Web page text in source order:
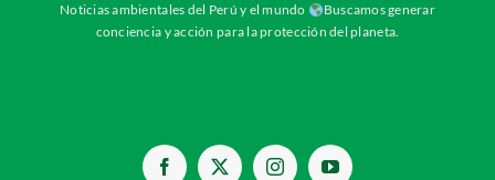
Noticias ambientales del Perú y el mundo
Buscamos generar
conciencia y acción para la protección del planeta.